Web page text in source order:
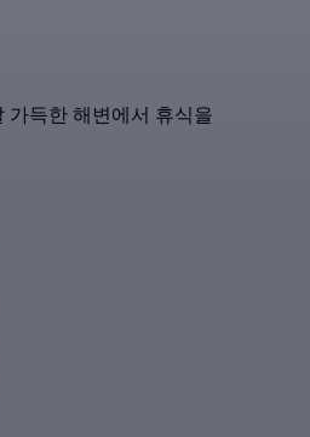
가득한 해변에서 휴식을